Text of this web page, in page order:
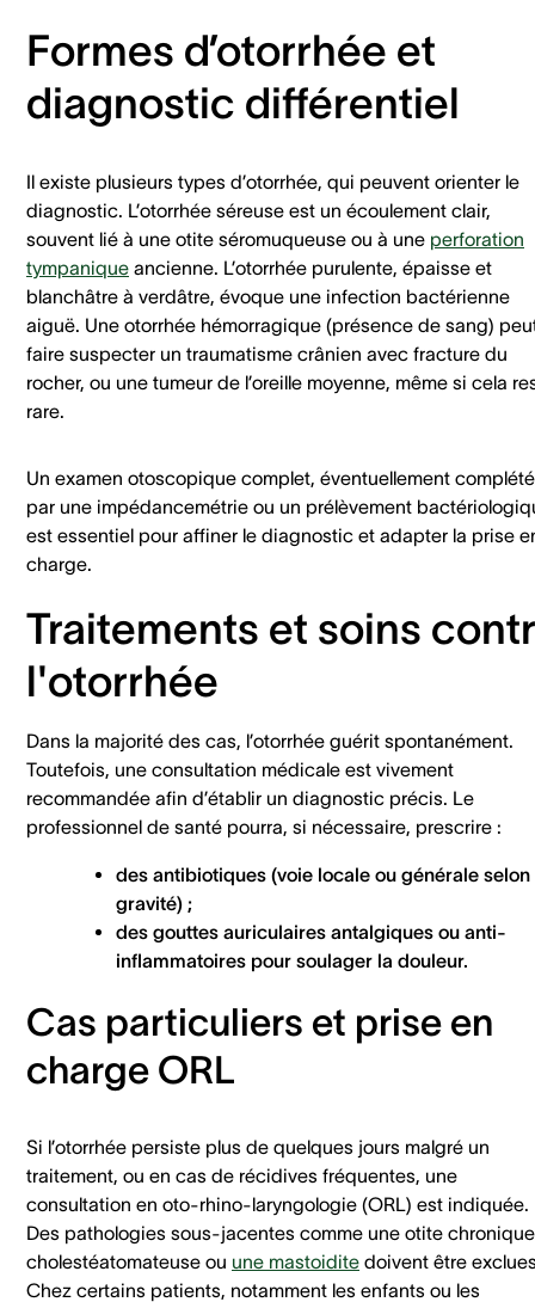
Formes d’otorrhée et
diagnostic différentiel
Il existe plusieurs types d’otorrhée, qui peuvent orienter le
diagnostic. L’otorrhée séreuse est un écoulement clair,
souvent lié à une otite séromuqueuse ou à une perforation
tympanique ancienne. L’otorrhée purulente, épaisse et
blanchâtre à verdâtre, évoque une infection bactérienne
aiguë. Une otorrhée hémorragique (présence de sang)
faire suspecter un traumatisme crânien avec fracture du
rocher, ou une tumeur de l’oreille moyenne, même si cela
rare.
Un examen otoscopique complet, éventuellement complété
par une impédancemétrie ou un prélèvement
est essentiel pour affiner le diagnostic et adapter la prise
charge.
Traitements et soins
l'otorrhée
Dans la majorité des cas, l’otorrhée guérit spontanément.
Toutefois, une consultation médicale est vivement
recommandée afin d’établir un diagnostic précis. Le
professionnel de santé pourra, si nécessaire, prescrire :
des antibiotiques (voie locale ou générale selon
gravité) ;
des gouttes auriculaires antalgiques ou anti-
inflammatoires pour soulager la douleur.
Cas particuliers et prise en
charge ORL
Si l’otorrhée persiste plus de quelques jours malgré un
traitement, ou en cas de récidives fréquentes, une
consultation en oto-rhino-laryngologie (ORL) est indiquée.
Des pathologies sous-jacentes comme une otite chronique
cholestéatomateuse ou une mastoidite doivent être
Chez certains patients, notamment les enfants ou les